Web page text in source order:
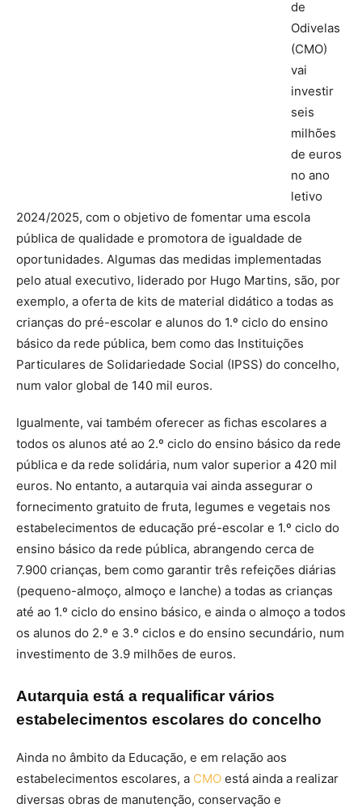
de
Odivelas
(CMO)
vai
investir
seis
milhões
de euros
no ano
letivo
2024/2025, com o objetivo de fomentar uma escola
pública de qualidade e promotora de igualdade de
oportunidades. Algumas das medidas implementadas
pelo atual executivo, liderado por Hugo Martins, são, por
exemplo, a oferta de kits de material didático a todas as
crianças do pré-escolar e alunos do 1.º ciclo do ensino
básico da rede pública, bem como das Instituições
Particulares de Solidariedade Social (IPSS) do concelho,
num valor global de 140 mil euros.
Igualmente, vai também oferecer as fichas escolares a
todos os alunos até ao 2.º ciclo do ensino básico da rede
pública e da rede solidária, num valor superior a 420 mil
euros. No entanto, a autarquia vai ainda assegurar o
fornecimento gratuito de fruta, legumes e vegetais nos
estabelecimentos de educação pré-escolar e 1.º ciclo do
ensino básico da rede pública, abrangendo cerca de
7.900 crianças, bem como garantir três refeições diárias
(pequeno-almoço, almoço e lanche) a todas as crianças
até ao 1.º ciclo do ensino básico, e ainda o almoço a todos
os alunos do 2.º e 3.º ciclos e do ensino secundário, num
investimento de 3.9 milhões de euros.
Autarquia está a requalificar vários
estabelecimentos escolares do concelho
Ainda no âmbito da Educação, e em relação aos
estabelecimentos escolares, a CMO está ainda a realizar
diversas obras de manutenção, conservação e